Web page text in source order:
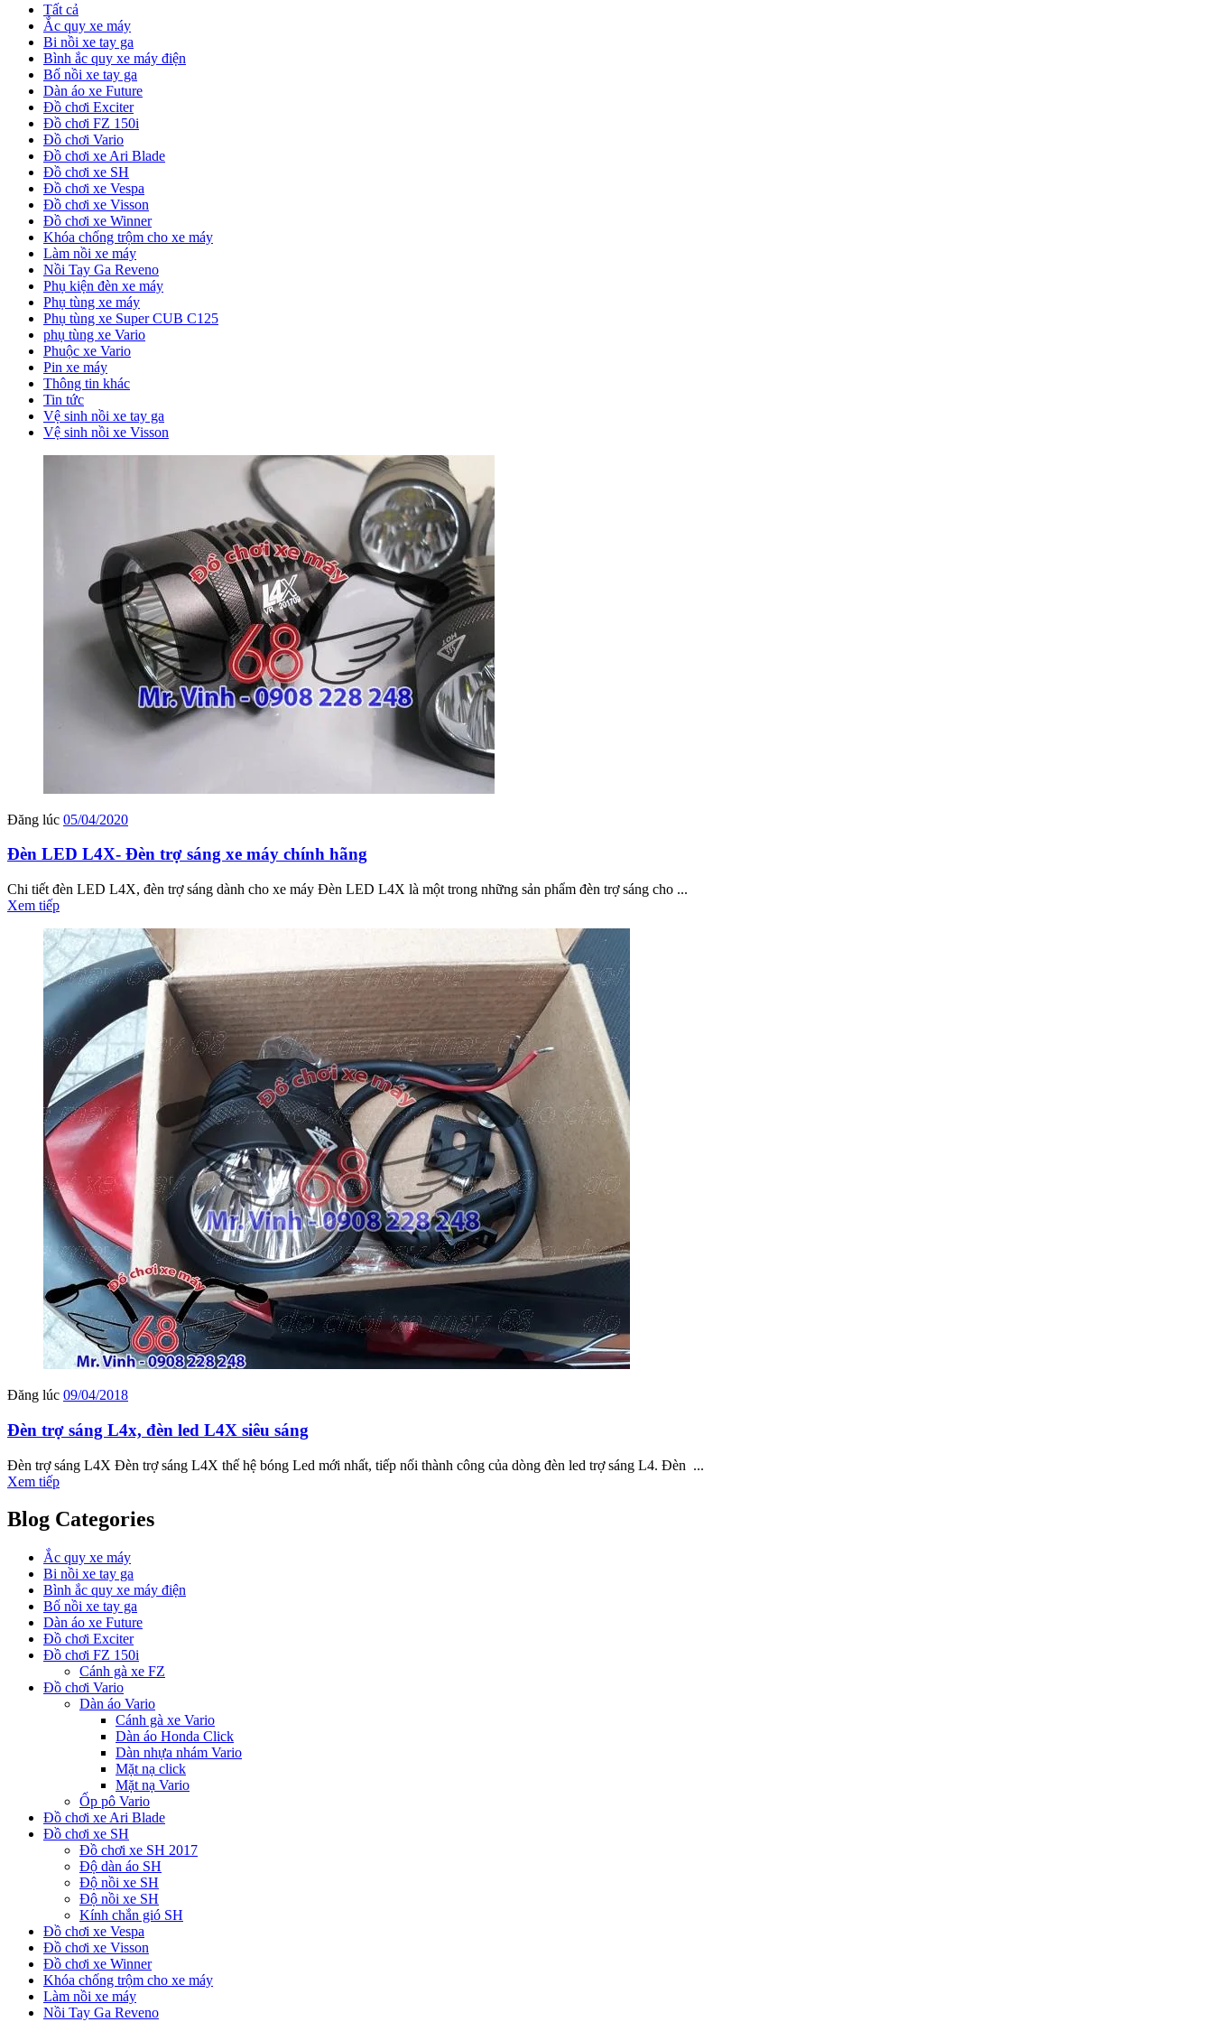
Tất cả
Ắc quy xe máy
Bi nồi xe tay ga
Bình ắc quy xe máy điện
Bố nồi xe tay ga
Dàn áo xe Future
Đồ chơi Exciter
Đồ chơi FZ 150i
Đồ chơi Vario
Đồ chơi xe Ari Blade
Đồ chơi xe SH
Đồ chơi xe Vespa
Đồ chơi xe Visson
Đồ chơi xe Winner
Khóa chống trộm cho xe máy
Làm nồi xe máy
Nồi Tay Ga Reveno
Phụ kiện đèn xe máy
Phụ tùng xe máy
Phụ tùng xe Super CUB C125
phụ tùng xe Vario
Phuộc xe Vario
Pin xe máy
Thông tin khác
Tin tức
Vệ sinh nồi xe tay ga
Vệ sinh nồi xe Visson
Đăng lúc 05/04/2020
Đèn LED L4X- Đèn trợ sáng xe máy chính hãng
Chi tiết đèn LED L4X, đèn trợ sáng dành cho xe máy Đèn LED L4X là một trong những sản phẩm đèn trợ sáng cho ...
Xem tiếp
Đăng lúc 09/04/2018
Đèn trợ sáng L4x, đèn led L4X siêu sáng
Đèn trợ sáng L4X Đèn trợ sáng L4X thế hệ bóng Led mới nhất, tiếp nối thành công của dòng đèn led trợ sáng L4. Đèn ...
Xem tiếp
Blog Categories
Ắc quy xe máy
Bi nồi xe tay ga
Bình ắc quy xe máy điện
Bố nồi xe tay ga
Dàn áo xe Future
Đồ chơi Exciter
Đồ chơi FZ 150i
Cánh gà xe FZ
Đồ chơi Vario
Dàn áo Vario
Cánh gà xe Vario
Dàn áo Honda Click
Dàn nhựa nhám Vario
Mặt nạ click
Mặt nạ Vario
Ốp pô Vario
Đồ chơi xe Ari Blade
Đồ chơi xe SH
Đồ chơi xe SH 2017
Độ dàn áo SH
Độ nồi xe SH
Độ nồi xe SH
Kính chắn gió SH
Đồ chơi xe Vespa
Đồ chơi xe Visson
Đồ chơi xe Winner
Khóa chống trộm cho xe máy
Làm nồi xe máy
Nồi Tay Ga Reveno